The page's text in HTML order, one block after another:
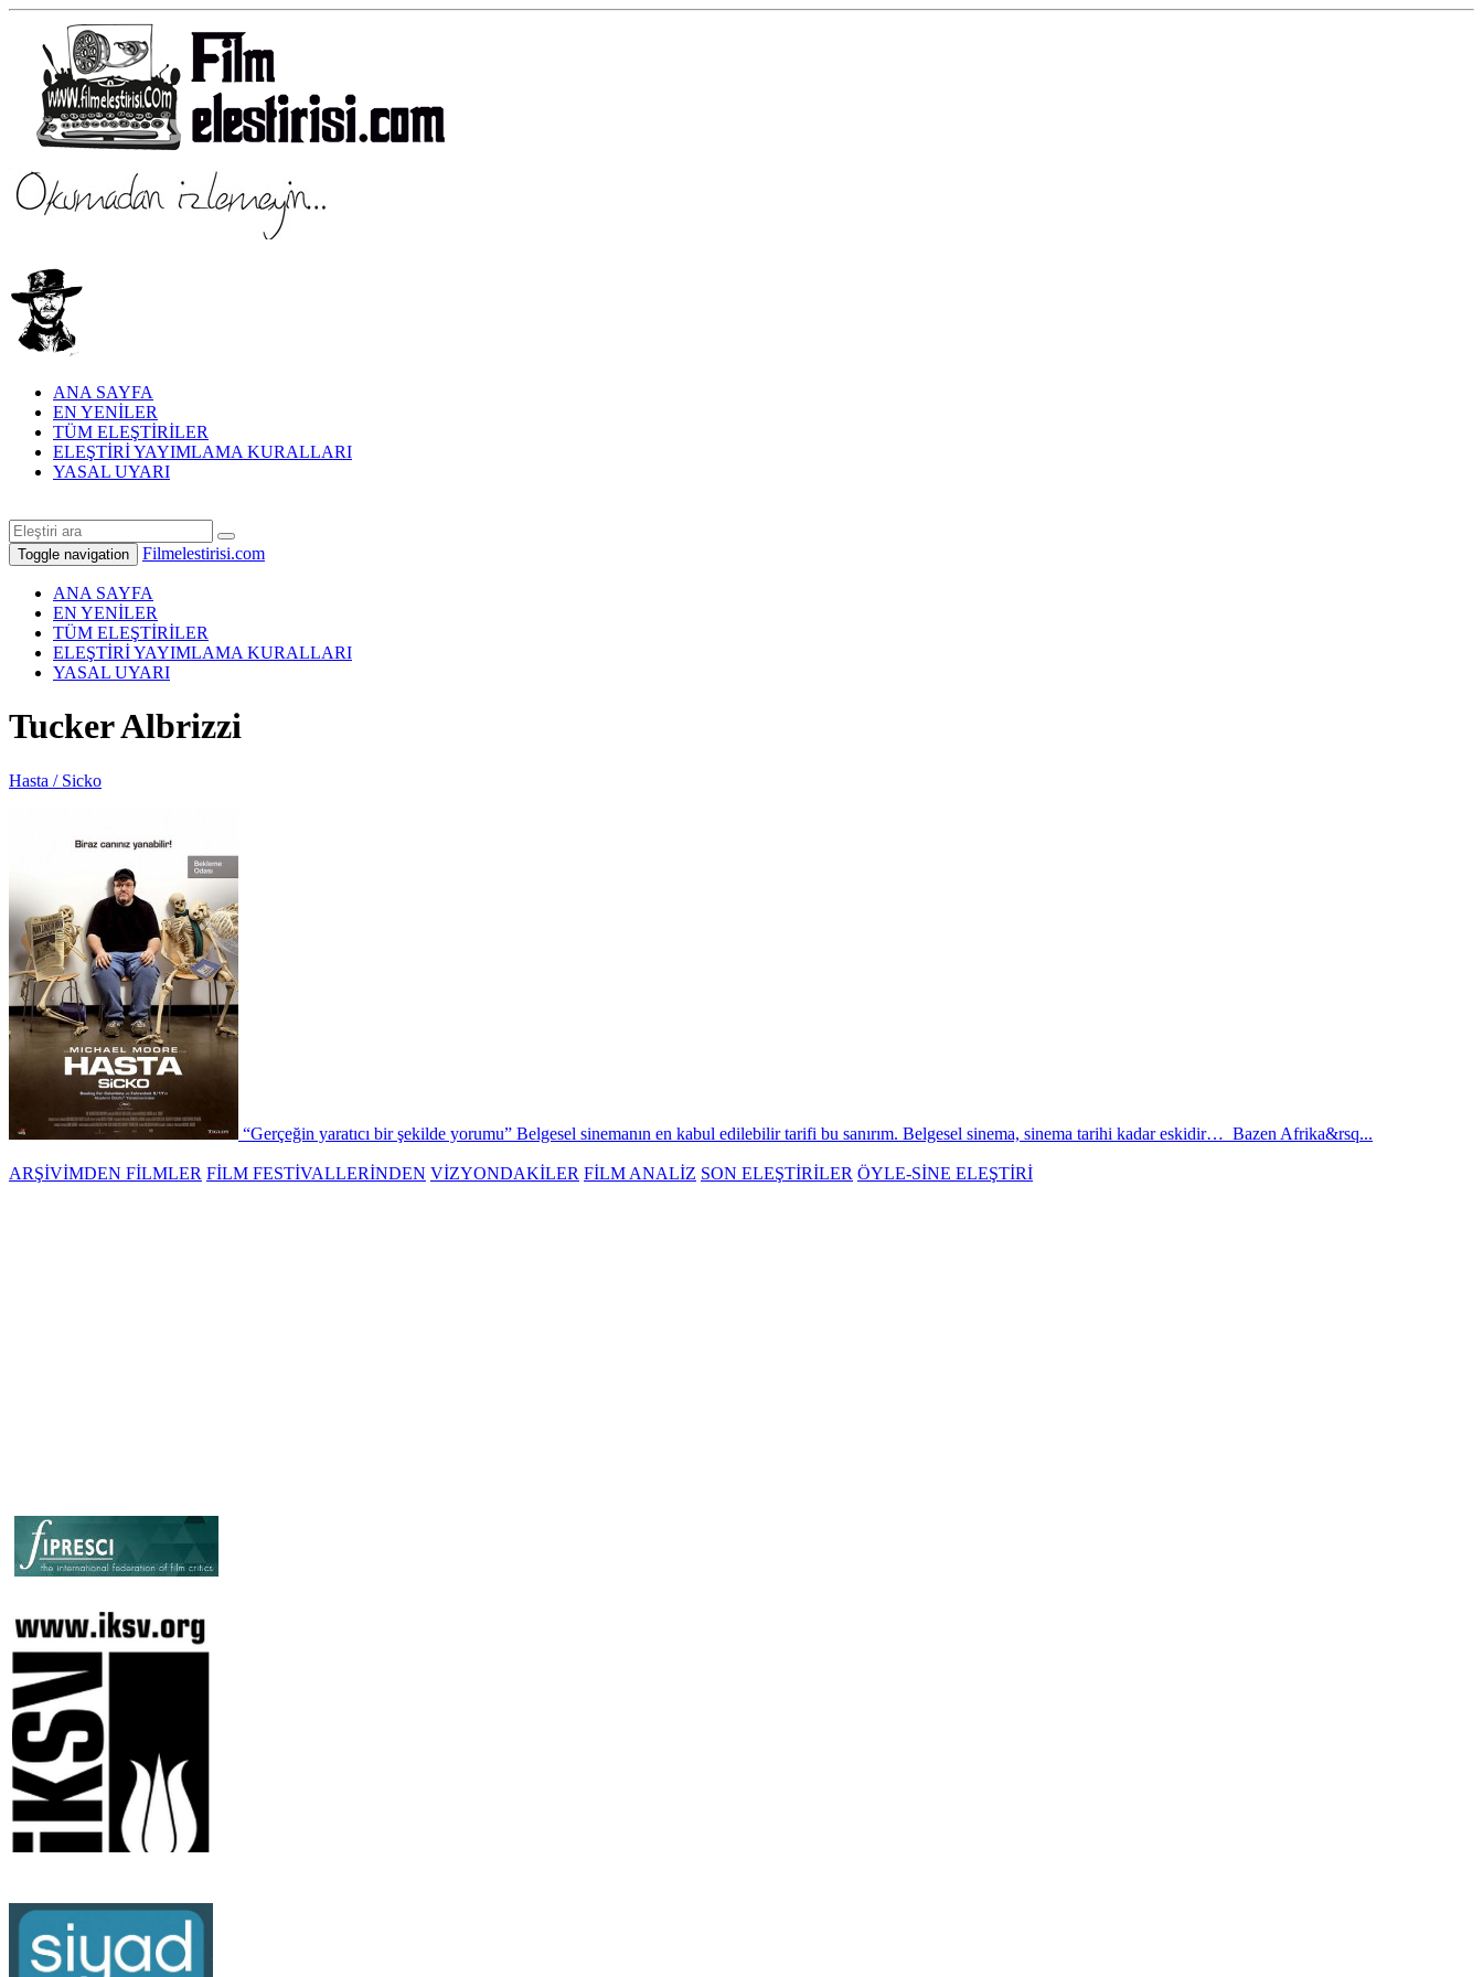
ANA SAYFA
EN YENİLER
TÜM ELEŞTİRİLER
ELEŞTİRİ YAYIMLAMA KURALLARI
YASAL UYARI
Toggle navigation Filmelestirisi.com
ANA SAYFA
EN YENİLER
TÜM ELEŞTİRİLER
ELEŞTİRİ YAYIMLAMA KURALLARI
YASAL UYARI
Tucker Albrizzi
Hasta / Sicko
“Gerçeğin yaratıcı bir şekilde yorumu” Belgesel sinemanın en kabul edilebilir tarifi bu sanırım. Belgesel sinema, sinema tarihi kadar eskidir… Bazen Afrika&rsq...
ARŞİVİMDEN FİLMLER FİLM FESTİVALLERİNDEN VİZYONDAKİLER FİLM ANALİZ SON ELEŞTİRİLER ÖYLE-SİNE ELEŞTİRİ